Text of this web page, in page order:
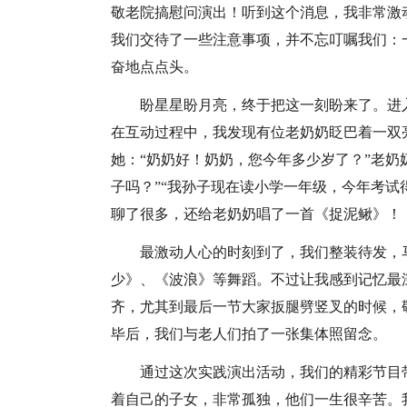
敬老院搞慰问演出！听到这个消息，我非常
我们交待了一些注意事项，并不忘叮嘱我们
奋地点点头。
盼星星盼月亮，终于把这一刻盼来了。
在互动过程中，我发现有位老奶奶眨巴着一
她：“奶奶好！奶奶，您今年多少岁了？”老
子吗？”“我孙子现在读小学一年级，今年考
聊了很多，还给老奶奶唱了一首《捉泥鳅》！
最激动人心的时刻到了，我们整装待发
少》、《波浪》等舞蹈。不过让我感到记忆
齐，尤其到最后一节大家扳腿劈竖叉的时候
毕后，我们与老人们拍了一张集体照留念。
通过这次实践演出活动，我们的精彩节
着自己的子女，非常孤独，他们一生很辛苦